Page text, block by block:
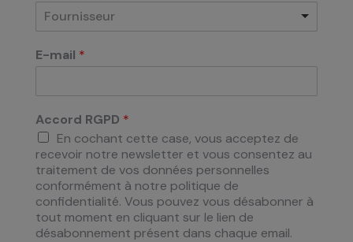
Fournisseur
E-mail *
Accord RGPD *
En cochant cette case, vous acceptez de
recevoir notre newsletter et vous consentez au
traitement de vos données personnelles
conformément à notre politique de
confidentialité. Vous pouvez vous désabonner à
tout moment en cliquant sur le lien de
désabonnement présent dans chaque email.